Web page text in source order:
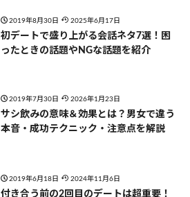
2019年8月30日 2025年6月17日
初デートで盛り上がる会話ネタ7選！困
ったときの話題やNGな話題を紹介
2019年7月30日 2026年1月23日
サシ飲みの意味＆効果とは？男女で違う
本音・成功テクニック・注意点を解説
2019年6月18日 2024年11月6日
付き合う前の2回目のデートは超重要！